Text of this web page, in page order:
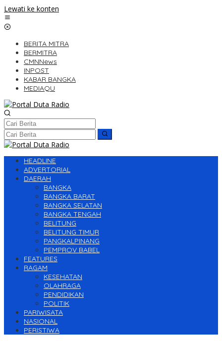
Lewati ke konten
BERITA MITRA
BERMITRA
CMNNews
INPOST
KABAR BANGKA
MEDIAQU
HEADLINE
ADVERTORIAL
DAERAH
BANGKA
BANGKA BARAT
BANGKA SELATAN
BANGKA TENGAH
BELITUNG
BELITUNG TIMUR
PANGKALPINANG
PEMPROV BABEL
FEATURES
RAGAM
KESEHATAN
OLAHRAGA
PENDIDIKAN
POLITIK
PARIWISATA
NASIONAL
PERISTIWA